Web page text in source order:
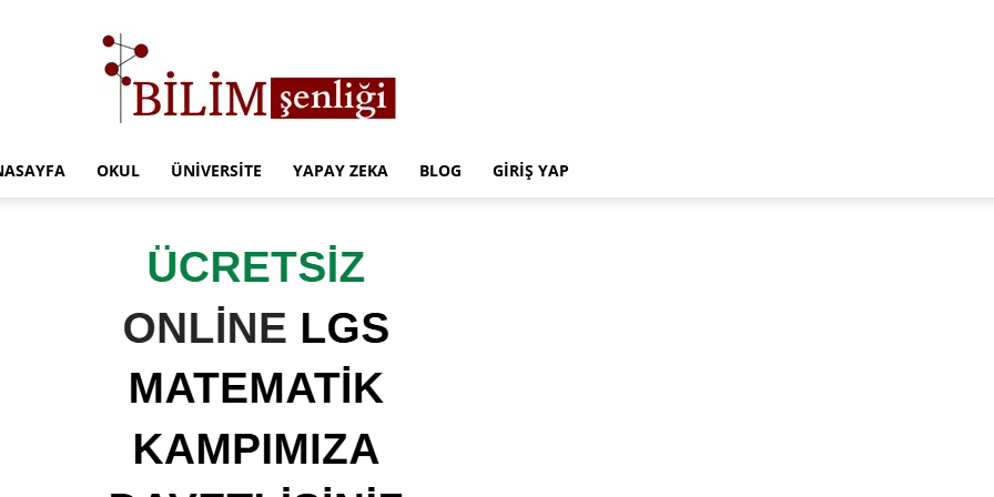
Eğitim
OKUL ÜNIVERSITE YAPAY ZEKA BLOG GIRIŞ YAP